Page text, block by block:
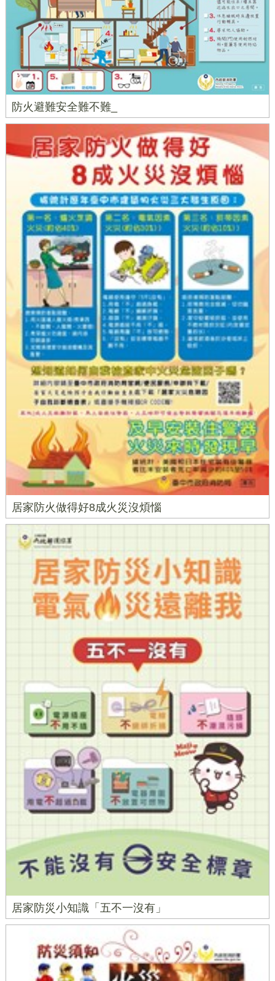
防火避難安全難不難_
居家防火做得好8成火災沒煩惱
居家防災小知識「五不一沒有」